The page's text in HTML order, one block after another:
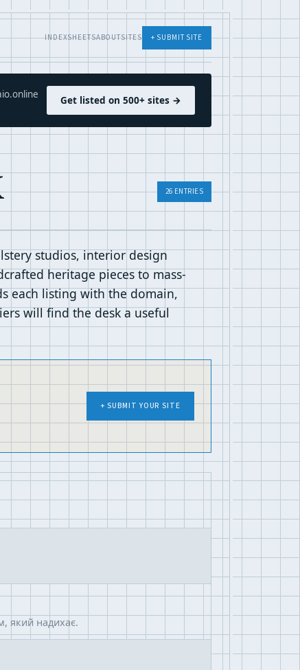
INDEXSHEETSABOUTSITES + SUBMIT SITE
Get listed on 500+ sites →
26 ENTRIES
studios, interior design
heritage pieces to mass-
each listing with the domain,
will find the desk a useful
+ SUBMIT YOUR SITE
який надихає.